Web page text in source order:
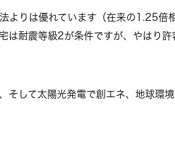
よりは優れています（在来の1.25倍
は耐震等級2が条件ですが、やはり
そして太陽光発電で創エネ、地球環